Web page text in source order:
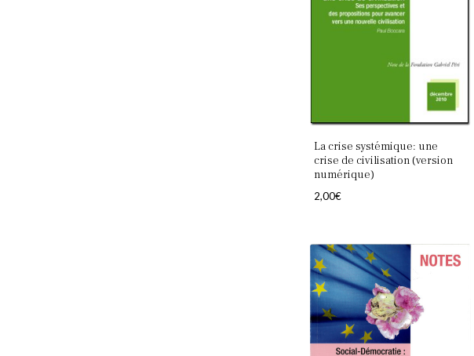
La crise systémique: une
crise de civilisation (version
numérique)
2,00€